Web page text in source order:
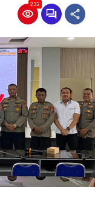
232